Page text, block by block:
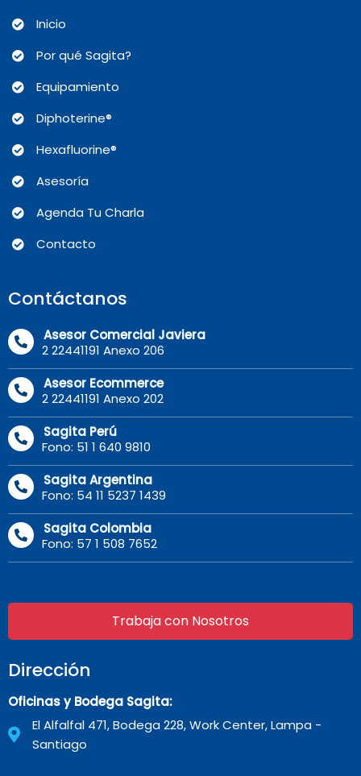
Inicio
Por qué Sagita?
Equipamiento
Diphoterine®
Hexafluorine®
Asesoría
Agenda Tu Charla
Contacto
Contáctanos
Asesor Comercial Javiera
2 22441191 Anexo 206
Asesor Ecommerce
2 22441191 Anexo 202
Sagita Perú
Fono: 51 1 640 9810
Sagita Argentina
Fono: 54 11 5237 1439
Sagita Colombia
Fono: 57 1 508 7652
Trabaja con Nosotros
Dirección
Oficinas y Bodega Sagita:
El Alfalfal 471, Bodega 228, Work Center, Lampa -
Santiago